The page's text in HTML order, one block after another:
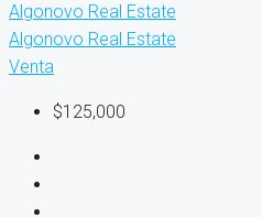
Algonovo Real Estate
Algonovo Real Estate
Venta
$125,000